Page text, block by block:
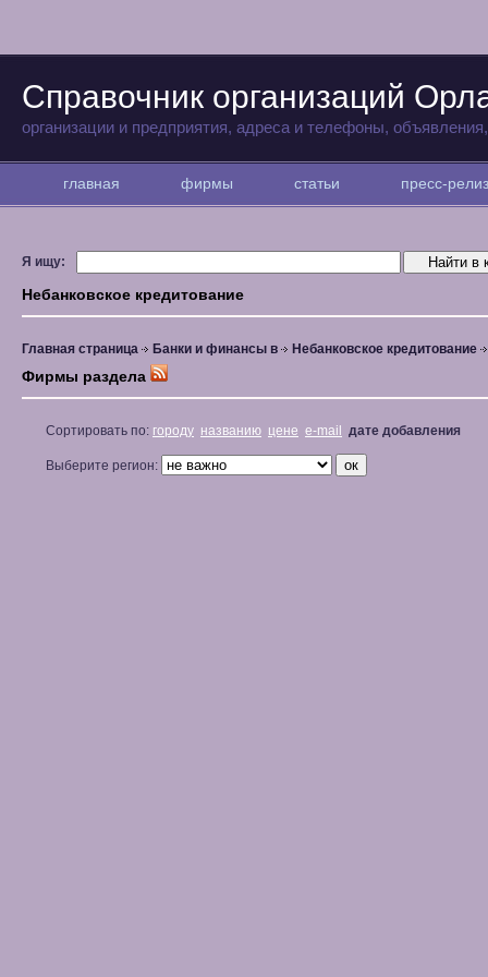
Справочник организаций
организации и предприятия, адреса и телефоны,
главная фирмы статьи пресс-
Я ищу:
Небанковское кредитование
Главная страница Банки и финансы в Небанковское кредитование
Фирмы раздела
Сортировать по: городу названию цене e-mail дате добавления
Выберите регион: